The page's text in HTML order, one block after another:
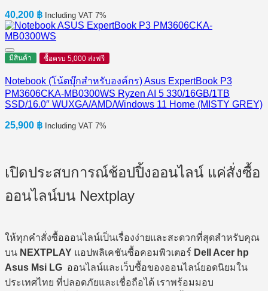
40,200 ฿ Including VAT 7%
มีสินค้า ซื้อครบ 5,000 ส่งฟรี
Notebook (โน้ตบุ๊กสำหรับองค์กร) Asus ExpertBook P3
PM3606CKA-MB0300WS Ryzen AI 5 330/16GB/1TB
SSD/16.0″ WUXGA/AMD/Windows 11 Home (MISTY GREY)
25,900 ฿ Including VAT 7%
เปิดประสบการณ์ช้อปปิ้งออนไลน์ แค่สั่งซื้อ
ออนไลน์บน Nextplay
ให้ทุกคำสั่งซื้อออนไลน์เป็นเรื่องง่ายและสะดวกที่สุดสำหรับคุณ
บน NEXTPLAY แอปพลิเคชันซื้อคอมพิวเตอร์ Dell Acer hp
Asus Msi LG ออนไลน์และเว็บซื้อของออนไลน์ยอดนิยมใน
ประเทศไทย ที่ปลอดภัยและเชื่อถือได้ เราพร้อมมอบ